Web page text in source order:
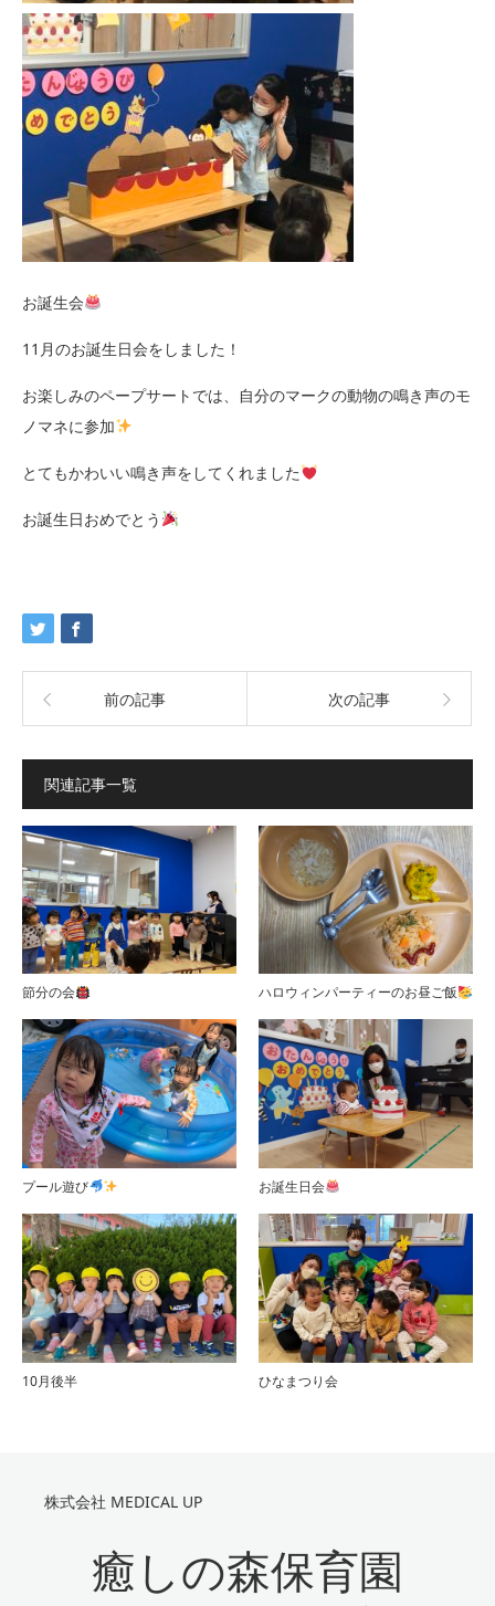
お誕生会
11月のお誕生日会をしました！
お楽しみのペープサートでは、自分のマークの動物の鳴き声のモ
ノマネに参加
とてもかわいい鳴き声をしてくれました
お誕生日おめでとう
前の記事 次の記事
関連記事一覧
節分の会 ハロウィンパーティーのお昼ご飯
プール遊び お誕生日会
10月後半 ひなまつり会
株式会社 MEDICAL UP
癒しの森保育園